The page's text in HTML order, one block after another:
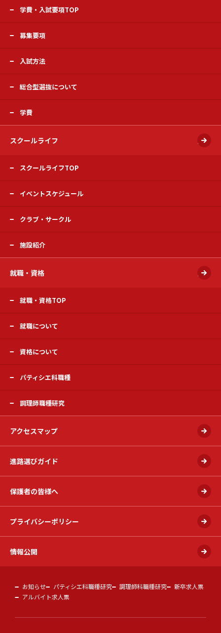
学費・入試要項TOP
募集要項
入試方法
総合型選抜について
学費
スクールライフ 開く
スクールライフTOP
イベントスケジュール
クラブ・サークル
施設紹介
就職・資格 開く
就職・資格TOP
就職について
資格について
パティシエ科職種
調理師職種研究
アクセスマップ
進路選びガイド
保護者の皆様へ
プライバシーポリシー
情報公開
お知らせ パティシエ科職種研究 調理師科職種研究
新卒求人票
アルバイト求人票